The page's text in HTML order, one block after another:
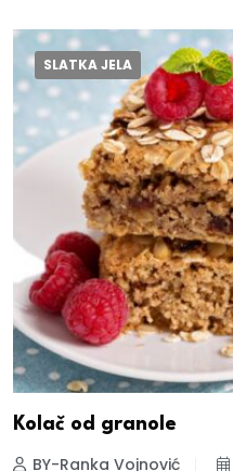
SLATKA JELA
Kolač od granole
BY-Ranka Vojnović